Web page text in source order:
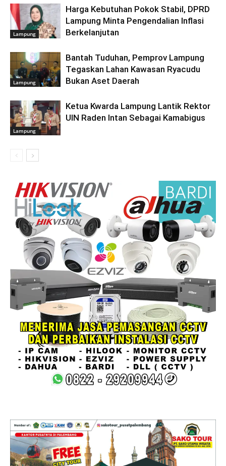
Lampung
Harga Kebutuhan Pokok Stabil, DPRD
Lampung Minta Pengendalian Inflasi
Berkelanjutan
Lampung
Bantah Tuduhan, Pemprov Lampung
Tegaskan Lahan Kawasan Ryacudu
Bukan Aset Daerah
Lampung
Ketua Kwarda Lampung Lantik Rektor
UIN Raden Intan Sebagai Kamabigus